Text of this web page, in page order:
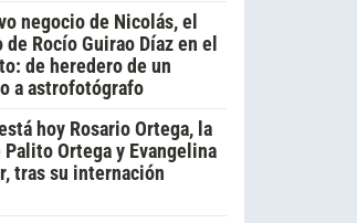
negocio de Nicolás, el
de Rocío Guirao Díaz en el
de heredero de un
a astrofotógrafo
hoy Rosario Ortega, la
Palito Ortega y Evangelina
tras su internación